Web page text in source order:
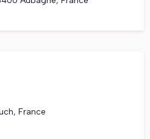
France